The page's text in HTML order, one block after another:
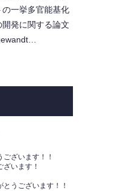
の一挙多官能基化
開発に関する論文